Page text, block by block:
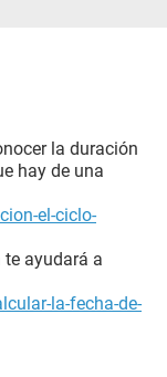
la duración
hay de una
el-ciclo-
te ayudará a
la-fecha-de-